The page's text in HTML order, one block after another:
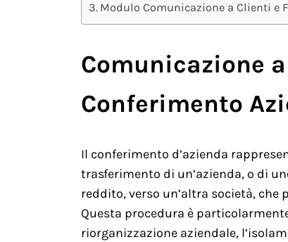
Modulo Comunicazione a Clienti e
Comunicazione
Conferimento
Il conferimento d’azienda
trasferimento di un’azienda, o di
reddito, verso un’altra società, che
Questa procedura è
riorganizzazione aziendale,